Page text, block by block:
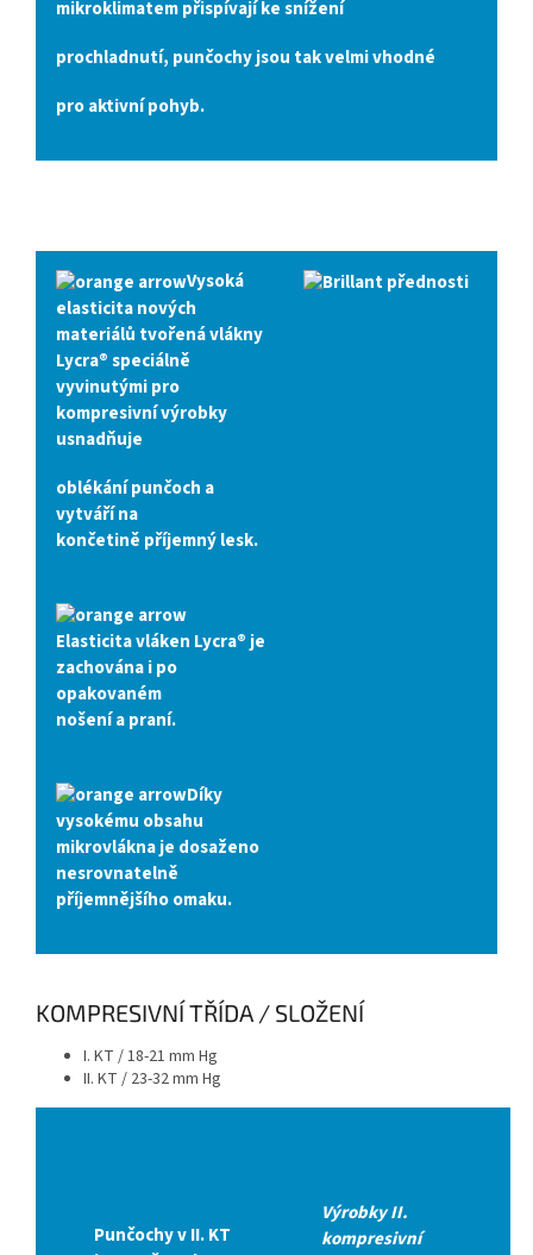
mikroklimatem přispívají ke snížení
prochladnutí, punčochy jsou tak velmi vhodné
pro aktivní pohyb.
Vysoká
elasticita nových
materiálů tvořená vlákny
Lycra® speciálně
vyvinutými pro
kompresivní výrobky
usnadňuje
oblékání punčoch a
vytváří na
končetině příjemný lesk.
Elasticitavláken Lycra® je
zachována i po
opakovaném
nošení a praní.
Díky
vysokému obsahu
mikrovlákna je dosaženo
nesrovnatelně
příjemnějšího omaku.
KOMPRESIVNÍ TŘÍDA / SLOŽENÍ
I. KT / 18-21 mm Hg
II. KT / 23-32 mm Hg
Punčochy v II. KT
Výrobky II.
kompresivní